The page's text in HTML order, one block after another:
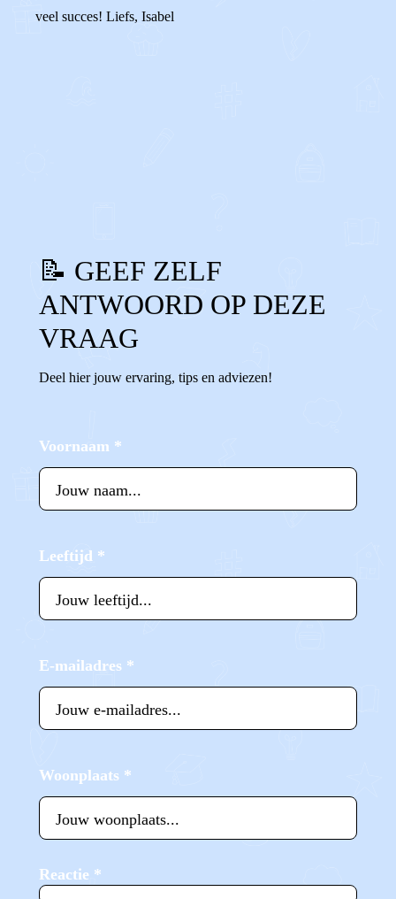
veel succes! Liefs, Isabel
📝 GEEF ZELF
ANTWOORD OP DEZE
VRAAG
Deel hier jouw ervaring, tips en adviezen!
Voornaam *
Leeftijd *
E-mailadres *
Woonplaats *
Reactie *